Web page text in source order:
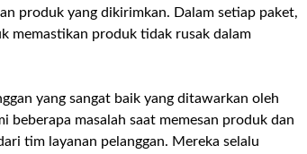
produk yang dikirimkan. Dalam setiap paket,
memastikan produk tidak rusak dalam
yang sangat baik yang ditawarkan oleh
beberapa masalah saat memesan produk dan
tim layanan pelanggan. Mereka selalu